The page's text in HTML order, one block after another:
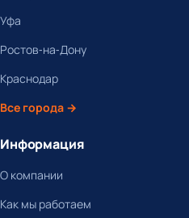
Уфа
Ростов-на-Дону
Краснодар
Все города →
Информация
О компании
Как мы работаем